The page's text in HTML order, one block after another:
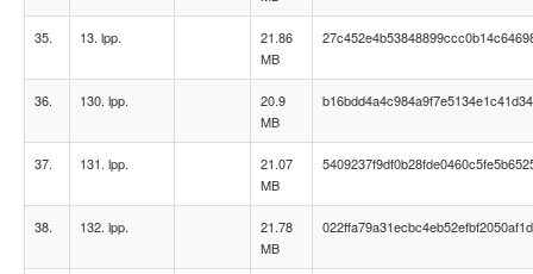
35. 13. lpp.
21.86
MB
36. 130. lpp.
20.9
MB
37. 131. lpp.
21.07
MB
38. 132. lpp.
21.78
MB
022ffa79a31ecbc4eb52efbf2050af1d